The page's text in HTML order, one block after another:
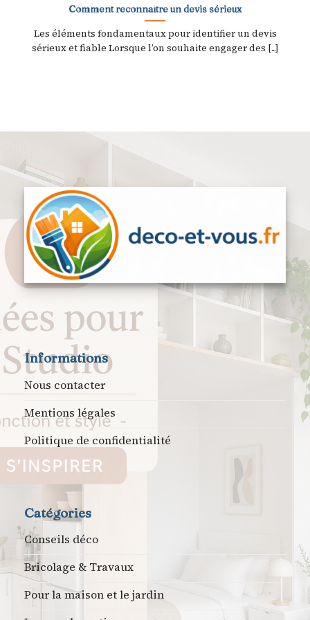
Comment reconnaître un devis sérieux
Les éléments fondamentaux pour identifier un devis
sérieux et fiable Lorsque l’on souhaite engager des [...]
Informations
Nous contacter
Mentions légales
Politique de confidentialité
Catégories
Conseils déco
Bricolage & Travaux
Pour la maison et le jardin